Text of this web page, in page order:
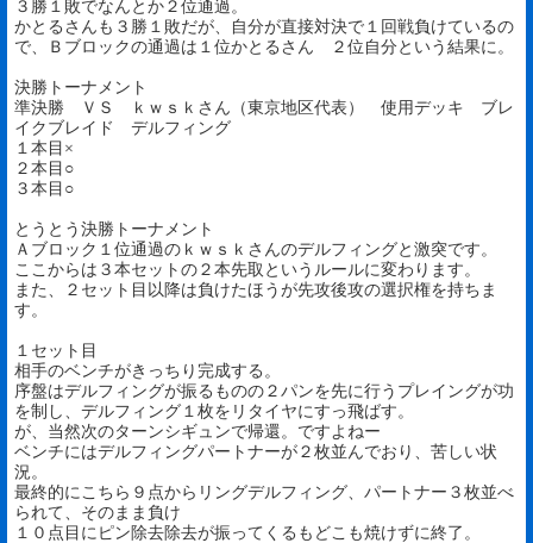
３勝１敗でなんとか２位通過。
かとるさんも３勝１敗だが、自分が直接対決で１回戦負けているの
で、Ｂブロックの通過は１位かとるさん ２位自分という結果に。
決勝トーナメント
準決勝 ＶＳ ｋｗｓｋさん（東京地区代表） 使用デッキ ブレ
イクブレイド デルフィング
１本目×
２本目○
３本目○
とうとう決勝トーナメント
Ａブロック１位通過のｋｗｓｋさんのデルフィングと激突です。
ここからは３本セットの２本先取というルールに変わります。
また、２セット目以降は負けたほうが先攻後攻の選択権を持ちま
す。
１セット目
相手のベンチがきっちり完成する。
序盤はデルフィングが振るものの２パンを先に行うプレイングが功
を制し、デルフィング１枚をリタイヤにすっ飛ばす。
が、当然次のターンシギュンで帰還。ですよねー
ベンチにはデルフィングパートナーが２枚並んでおり、苦しい状
況。
最終的にこちら９点からリングデルフィング、パートナー３枚並べ
られて、そのまま負け
１０点目にピン除去除去が振ってくるもどこも焼けずに終了。